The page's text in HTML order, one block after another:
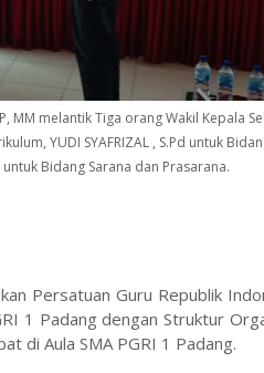
MM melantik Tiga orang Wakil Kepala
YUDI SYAFRIZAL , S.Pd untuk
untuk Bidang Sarana dan Prasarana.
Persatuan Guru Republik
1 Padang dengan Struktur
di Aula SMA PGRI 1 Padang.